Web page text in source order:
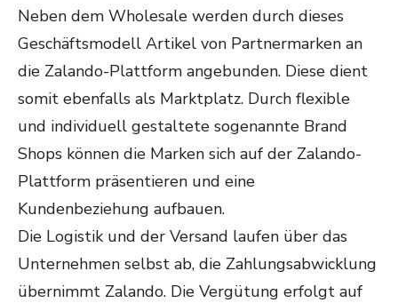
Neben dem Wholesale werden durch dieses
Geschäftsmodell Artikel von Partnermarken an
die Zalando-Plattform angebunden. Diese dient
somit ebenfalls als Marktplatz. Durch flexible
und individuell gestaltete sogenannte Brand
Shops können die Marken sich auf der Zalando-
Plattform präsentieren und eine
Kundenbeziehung aufbauen.
Die Logistik und der Versand laufen über das
Unternehmen selbst ab, die Zahlungsabwicklung
übernimmt Zalando. Die Vergütung erfolgt auf